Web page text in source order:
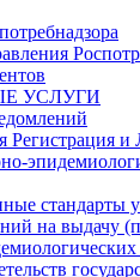
УСЛУГИ
Регистрация
стандарты
на выдачу